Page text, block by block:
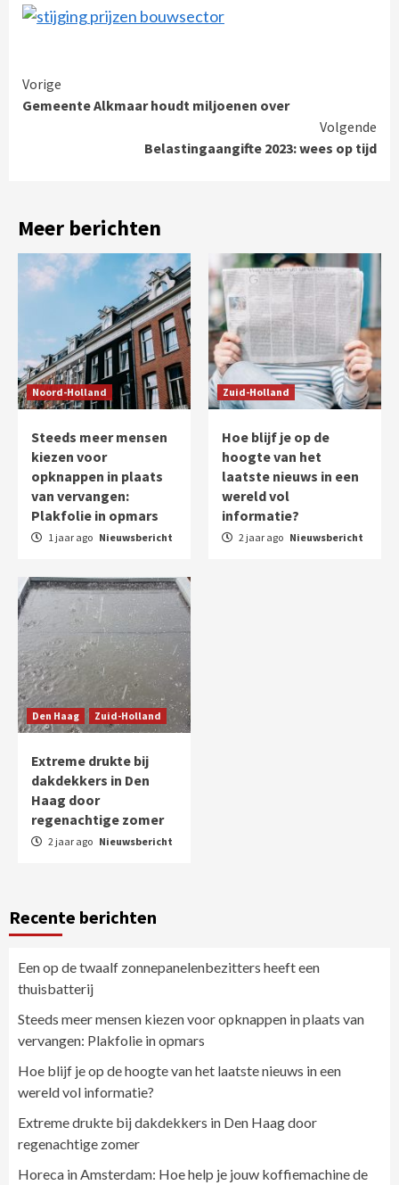
Continue
Reading
Vorige
Gemeente Alkmaar houdt miljoenen over
Volgende
Belastingaangifte 2023: wees op tijd
Meer berichten
Noord-Holland
Steeds meer mensen
kiezen voor
opknappen in plaats
van vervangen:
Plakfolie in opmars
1 jaar ago Nieuwsbericht
Zuid-Holland
Hoe blijf je op de
hoogte van het
laatste nieuws in een
wereld vol
informatie?
2 jaar ago Nieuwsbericht
Den Haag Zuid-Holland
Extreme drukte bij
dakdekkers in Den
Haag door
regenachtige zomer
2 jaar ago Nieuwsbericht
Recente berichten
Een op de twaalf zonnepanelenbezitters heeft een
thuisbatterij
Steeds meer mensen kiezen voor opknappen in plaats van
vervangen: Plakfolie in opmars
Hoe blijf je op de hoogte van het laatste nieuws in een
wereld vol informatie?
Extreme drukte bij dakdekkers in Den Haag door
regenachtige zomer
Horeca in Amsterdam: Hoe help je jouw koffiemachine de